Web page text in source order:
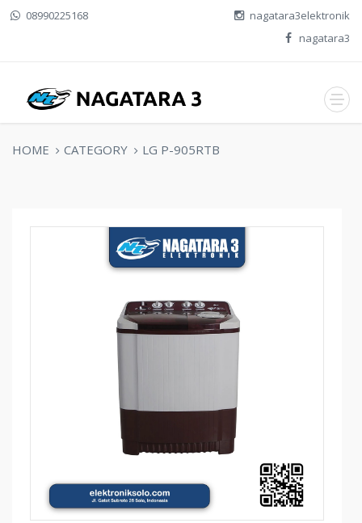
08990225168
nagatara3elektronik
nagatara3
HOME CATEGORY LG P-905RTB